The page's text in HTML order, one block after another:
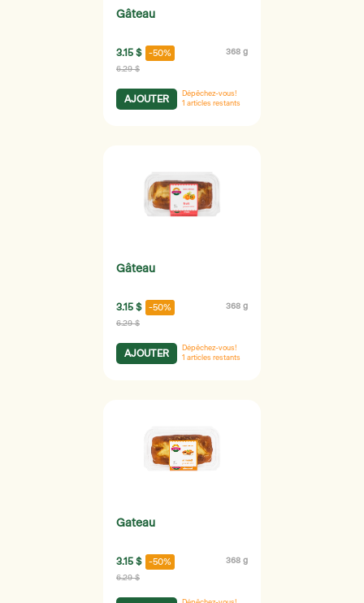
Gâteau
3.15 $ -50% 368 g
6.29 $
AJOUTER
Dépêchez-vous!
1 articles restants
Gâteau
3.15 $ -50% 368 g
6.29 $
AJOUTER
Dépêchez-vous!
1 articles restants
Gateau
3.15 $ -50% 368 g
6.29 $